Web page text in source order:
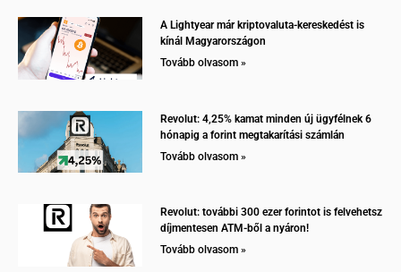
A Lightyear már kriptovaluta-kereskedést is
kínál Magyarországon
Tovább olvasom »
Revolut: 4,25% kamat minden új ügyfélnek 6
hónapig a forint megtakarítási számlán
Tovább olvasom »
Revolut: további 300 ezer forintot is felvehetsz
díjmentesen ATM-ből a nyáron!
Tovább olvasom »